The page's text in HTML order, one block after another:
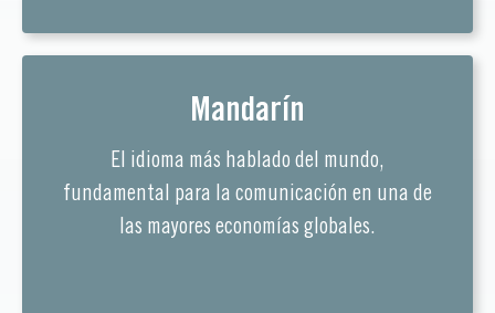
Mandarín
El idioma más hablado del mundo,
fundamental para la comunicación en una de
las mayores economías globales.